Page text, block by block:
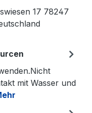
17 78247
mit Wasser und